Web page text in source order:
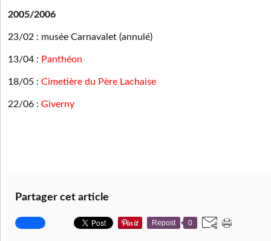
2005/2006
23/02 : musée Carnavalet (annulé)
13/04 : Panthéon
18/05 : Cimetière du Père Lachaise
22/06 : Giverny
Partager cet article
Repost 0